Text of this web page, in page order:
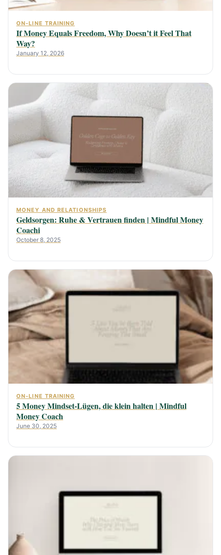
ON-LINE TRAINING
If Money Equals Freedom, Why Doesn’t it Feel That
Way?
January 12, 2026
MONEY AND RELATIONSHIPS
Geldsorgen: Ruhe & Vertrauen finden | Mindful Money
Coachi
October 8, 2025
ON-LINE TRAINING
5 Money Mindset-Lügen, die klein halten | Mindful
Money Coach
June 30, 2025